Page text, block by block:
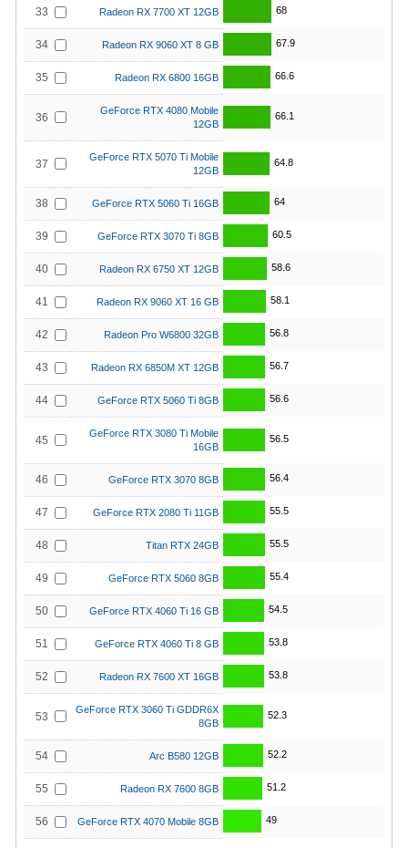
33 Radeon RX 7700 XT 12GB 68
34 Radeon RX 9060 XT 8 GB 67.9
35 Radeon RX 6800 16GB 66.6
36
GeForce RTX 4080 Mobile
12GB
66.1
37
GeForce RTX 5070 Ti Mobile
12GB
64.8
38 GeForce RTX 5060 Ti 16GB 64
39 GeForce RTX 3070 Ti 8GB 60.5
40 Radeon RX 6750 XT 12GB 58.6
41 Radeon RX 9060 XT 16 GB 58.1
42 Radeon Pro W6800 32GB 56.8
43 Radeon RX 6850M XT 12GB 56.7
44 GeForce RTX 5060 Ti 8GB 56.6
45
GeForce RTX 3080 Ti Mobile
16GB
56.5
46 GeForce RTX 3070 8GB 56.4
47 GeForce RTX 2080 Ti 11GB 55.5
48 Titan RTX 24GB 55.5
49 GeForce RTX 5060 8GB 55.4
50 GeForce RTX 4060 Ti 16 GB 54.5
51 GeForce RTX 4060 Ti 8 GB 53.8
52 Radeon RX 7600 XT 16GB 53.8
53
GeForce RTX 3060 Ti GDDR6X
8GB
52.3
54 Arc B580 12GB 52.2
55 Radeon RX 7600 8GB 51.2
56 GeForce RTX 4070 Mobile 8GB 49